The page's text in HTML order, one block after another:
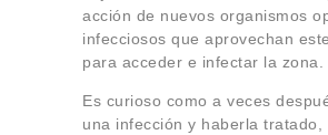
acción de nuevos organismos
infecciosos que aprovechan
para acceder e infectar la zona.
Es curioso como a veces
una infección y haberla tratado,